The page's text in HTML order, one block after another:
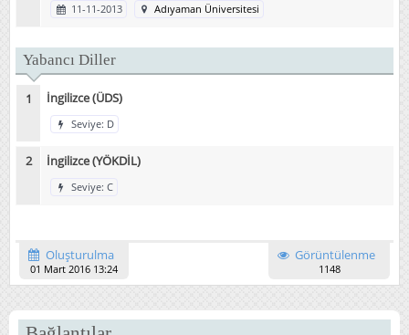
11-11-2013 Adıyaman Üniversitesi
Yabancı Diller
İngilizce (ÜDS)
Seviye: D
İngilizce (YÖKDİL)
Seviye: C
Oluşturulma
01 Mart 2016 13:24
Görüntülenme
1148